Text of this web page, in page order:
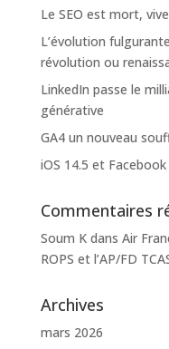
Le SEO est mort,
L’évolution
révolution ou
LinkedIn passe le
générative
GA4 un nouveau
iOS 14.5 et
Commentaires
Soum Kdans Air
ROPS et l’AP/FD
Archives
mars 2026